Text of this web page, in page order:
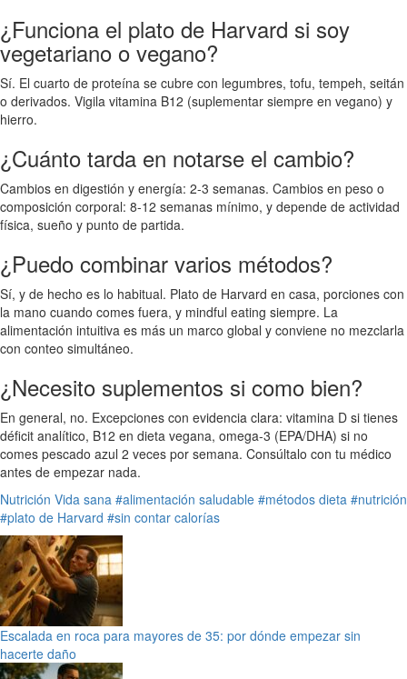
¿Funciona el plato de Harvard si soy
vegetariano o vegano?
Sí. El cuarto de proteína se cubre con legumbres, tofu, tempeh, seitán
o derivados. Vigila vitamina B12 (suplementar siempre en vegano) y
hierro.
¿Cuánto tarda en notarse el cambio?
Cambios en digestión y energía: 2-3 semanas. Cambios en peso o
composición corporal: 8-12 semanas mínimo, y depende de actividad
física, sueño y punto de partida.
¿Puedo combinar varios métodos?
Sí, y de hecho es lo habitual. Plato de Harvard en casa, porciones con
la mano cuando comes fuera, y mindful eating siempre. La
alimentación intuitiva es más un marco global y conviene no mezclarla
con conteo simultáneo.
¿Necesito suplementos si como bien?
En general, no. Excepciones con evidencia clara: vitamina D si tienes
déficit analítico, B12 en dieta vegana, omega-3 (EPA/DHA) si no
comes pescado azul 2 veces por semana. Consúltalo con tu médico
antes de empezar nada.
Nutrición Vida sana #alimentación saludable #métodos dieta #nutrición
#plato de Harvard #sin contar calorías
Escalada en roca para mayores de 35: por dónde empezar sin
hacerte daño